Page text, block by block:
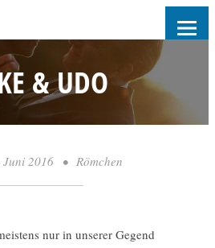
|
COTTBUS UND
& UDO
Juni 2016 • Römchen
nur in unserer Gegend